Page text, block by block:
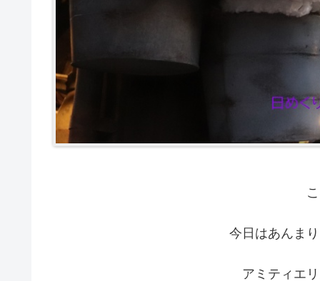
今日はあんま
アミティエ